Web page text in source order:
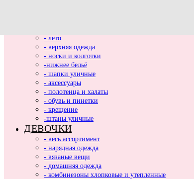
- лето
- верхняя одежда
- носки и колготки
-нижнее бельё
- шапки уличные
- аксессуары
- полотенца и халаты
- обувь и пинетки
- крещение
-штаны уличные
ДЕВОЧКИ
- весь ассортимент
- нарядная одежда
- вязаные вещи
- домашняя одежда
- комбинезоны хлопковые и утепленные